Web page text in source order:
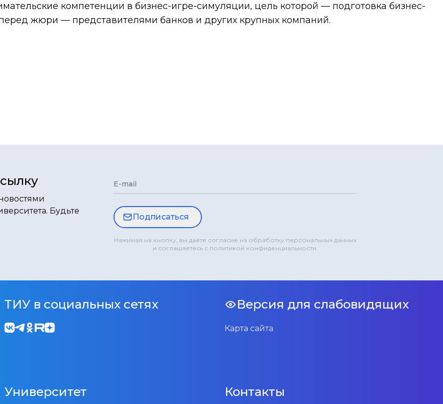
компетенции в бизнес-игре-симуляции, цель которой — подготовка бизнес-
жюри — представителями банков и других крупных компаний.
Будьте
E-mail
Подписаться
Нажимая на кнопку, вы даете согласие на обработку персональных данных
и соглашаетесь с политикой конфиденциальности.
ТИУ в социальных сетях Версия для слабовидящих
Карта сайта
Университет Контакты